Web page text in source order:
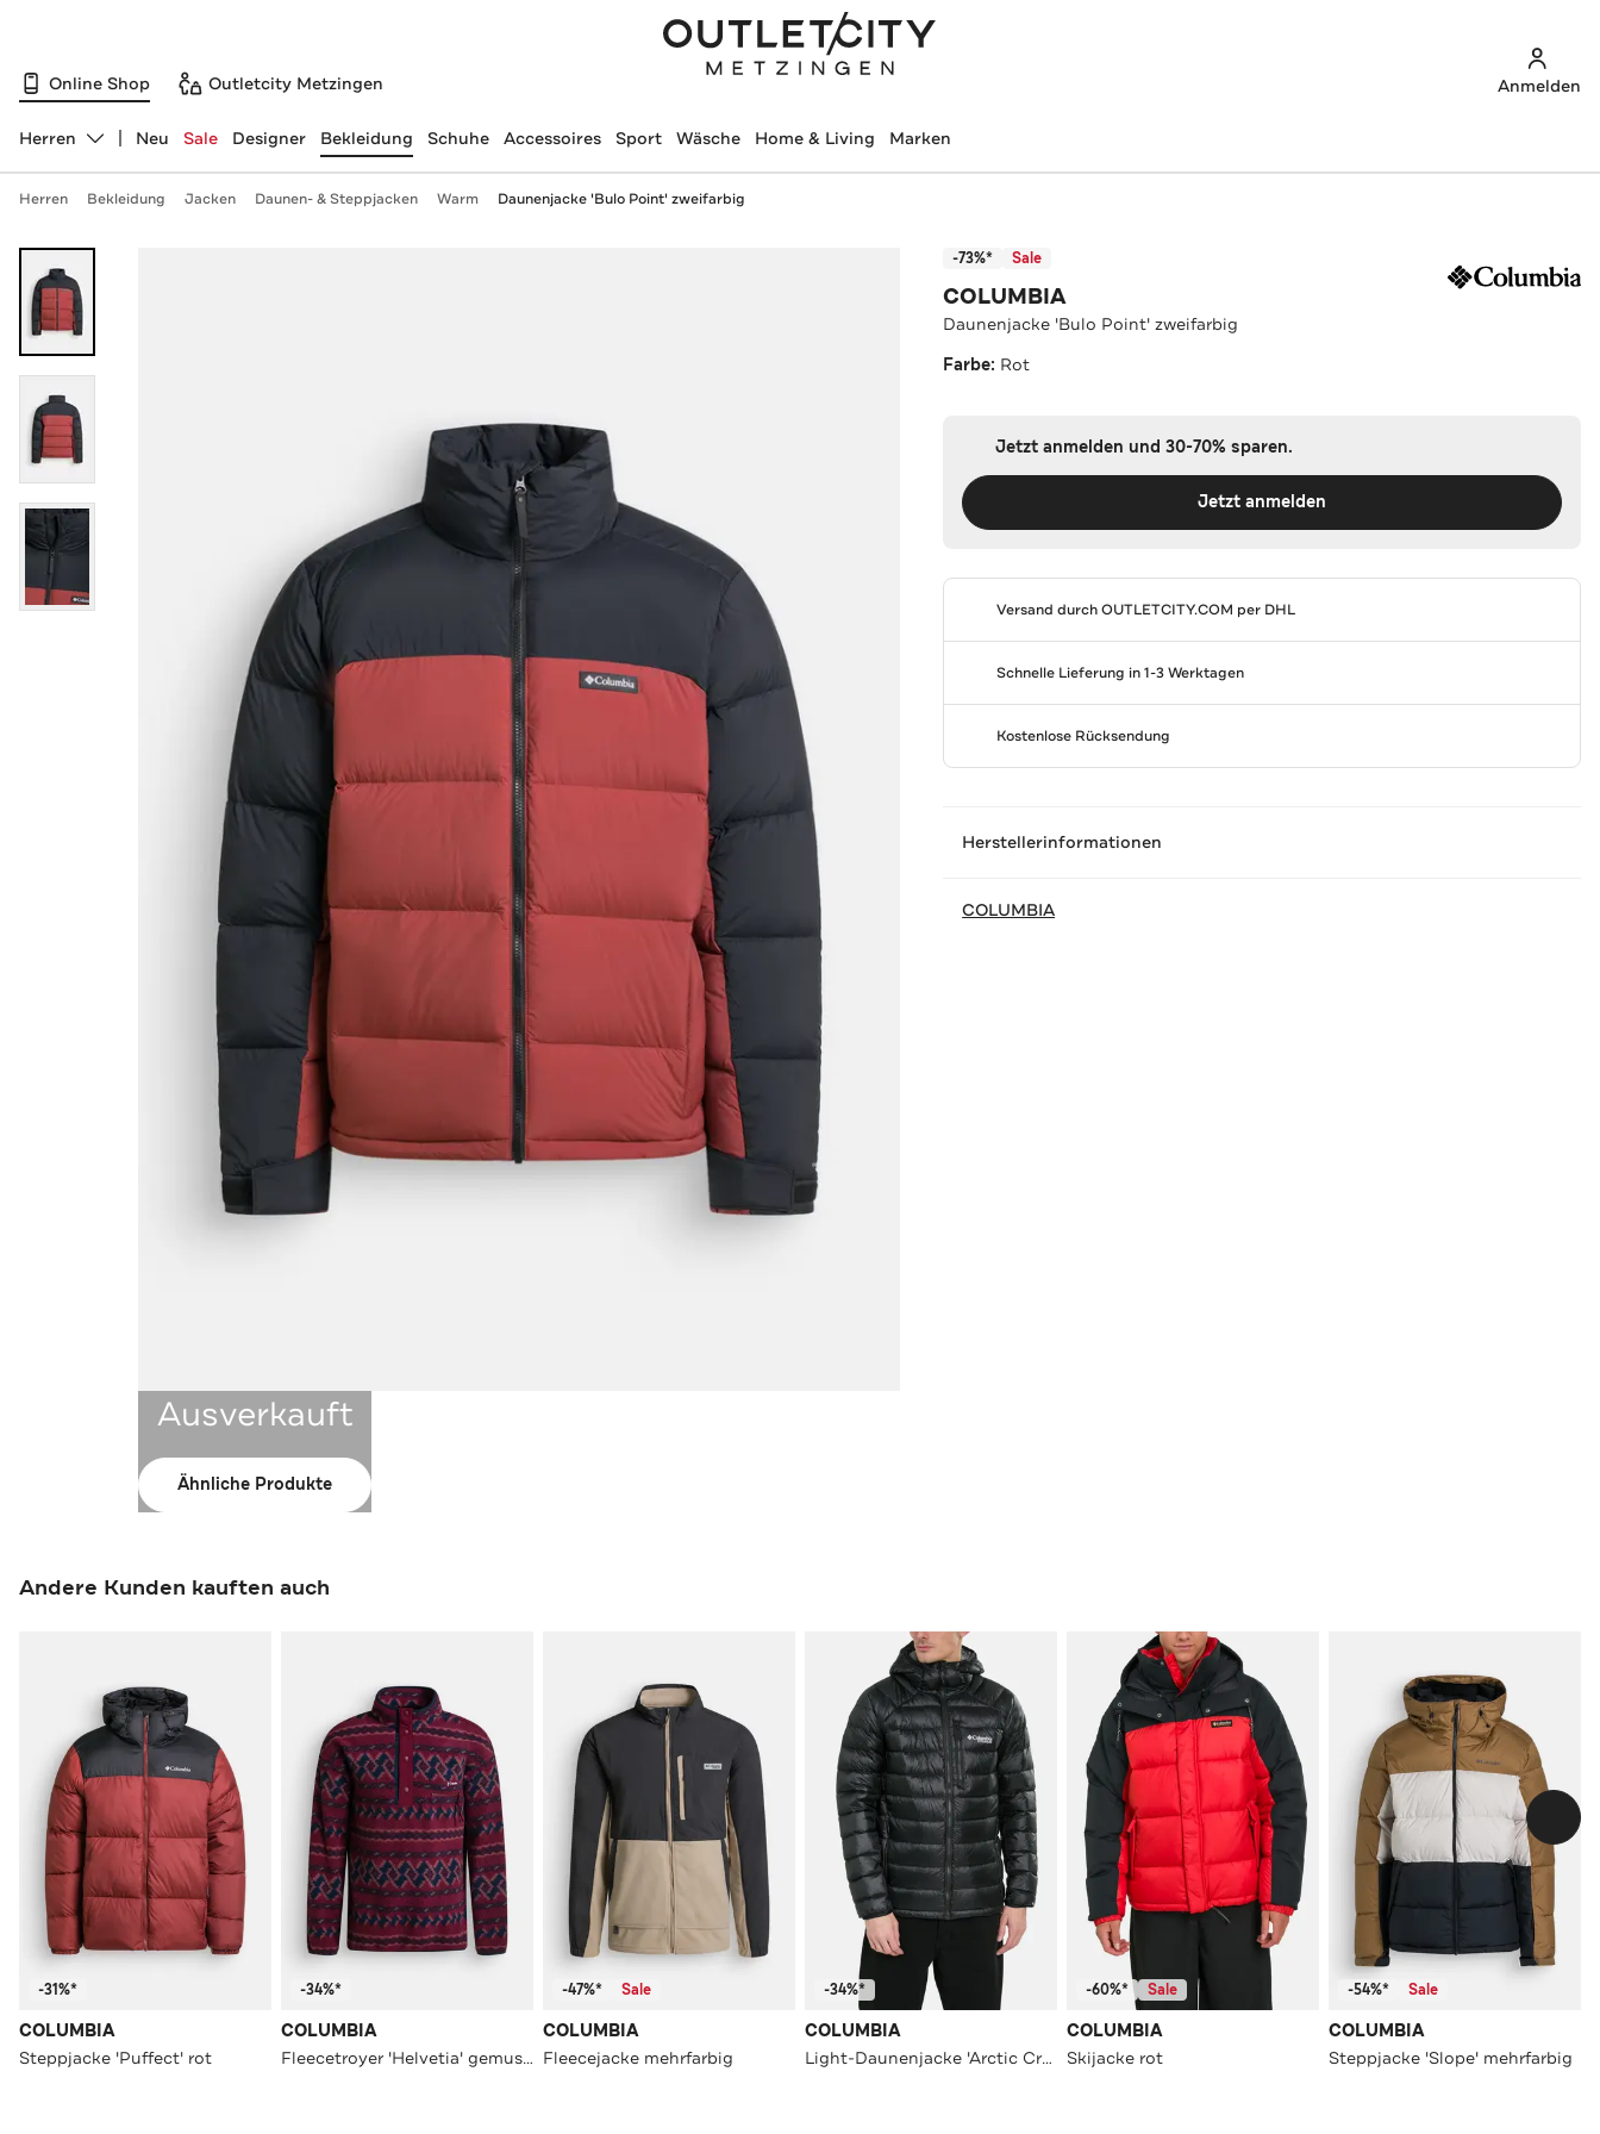
Online Shop Outletcity Metzingen Anmelden
Abteilung ändern, ausgewählt:
Herren Neu Sale Designer Bekleidung Schuhe Accessoires Sport Wäsche Home & Living Marken
Herren Bekleidung Jacken Daunen- & Steppjacken Warm Daunenjacke 'Bulo Point' zweifarbig
Ausverkauft
Ähnliche Produkte
-73%* Sale
COLUMBIA
Daunenjacke 'Bulo Point' zweifarbig
Farbe: Rot
Jetzt anmelden und 30-70% sparen.
Jetzt anmelden
Versand durchOUTLETCITY.COM per DHL
Schnelle Lieferung in 1-3 Werktagen
Kostenlose Rücksendung
Herstellerinformationen
COLUMBIA
Andere Kunden kauften auch
-31%*
COLUMBIA
Steppjacke 'Puffect' rot
-34%*
COLUMBIA
Fleecetroyer 'Helvetia' gemustert
-47%* Sale
COLUMBIA
Fleecejacke mehrfarbig
-34%*
COLUMBIA
Light-Daunenjacke 'Arctic Crest' schwarz
-60%* Sale
COLUMBIA
Skijacke rot
-54%* Sale
COLUMBIA
Steppjacke 'Slope' mehrfarbig